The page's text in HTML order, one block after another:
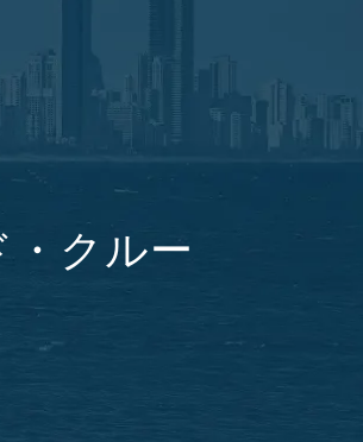
クルー
ス
紹介